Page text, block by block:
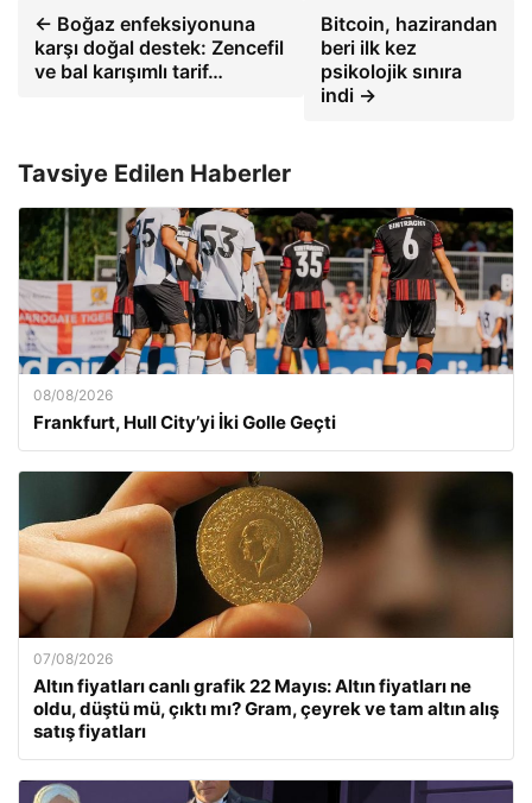
← Boğaz enfeksiyonuna
karşı doğal destek: Zencefil
ve bal karışımlı tarif…
Bitcoin, hazirandan
beri ilk kez
psikolojik sınıra
indi →
Tavsiye Edilen Haberler
08/08/2026
Frankfurt, Hull City’yi İki Golle Geçti
07/08/2026
Altın fiyatları canlı grafik 22 Mayıs: Altın fiyatları ne
oldu, düştü mü, çıktı mı? Gram, çeyrek ve tam altın alış
satış fiyatları